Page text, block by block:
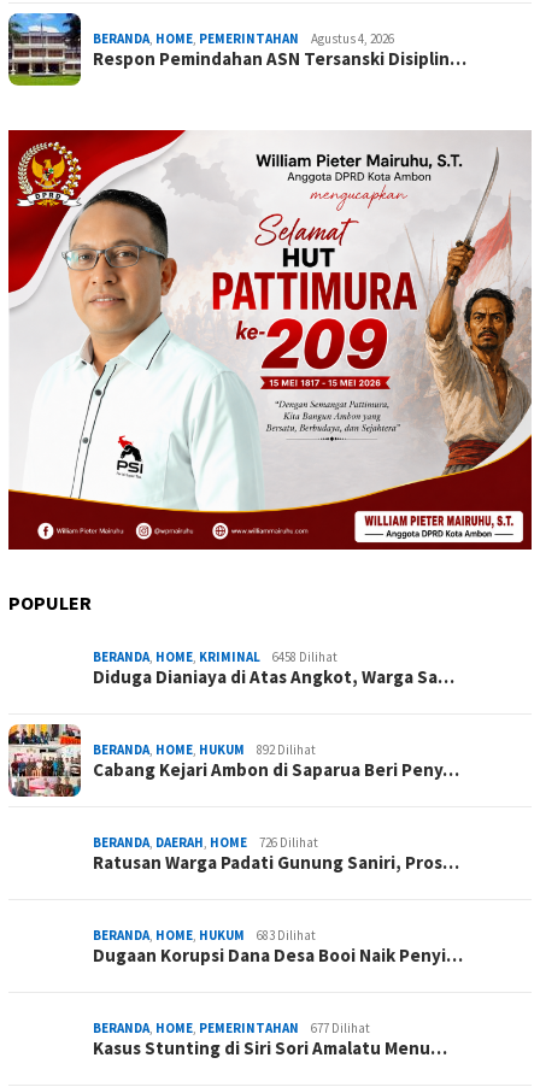
BERANDA, HOME, PEMERINTAHAN Agustus 4, 2026
Respon Pemindahan ASN Tersanski Disiplin…
POPULER
BERANDA, HOME, KRIMINAL 6458 Dilihat
Diduga Dianiaya di Atas Angkot, Warga Sa…
BERANDA, HOME, HUKUM 892 Dilihat
Cabang Kejari Ambon di Saparua Beri Peny…
BERANDA, DAERAH, HOME 726 Dilihat
Ratusan Warga Padati Gunung Saniri, Pros…
BERANDA, HOME, HUKUM 683 Dilihat
Dugaan Korupsi Dana Desa Booi Naik Penyi…
BERANDA, HOME, PEMERINTAHAN 677 Dilihat
Kasus Stunting di Siri Sori Amalatu Menu…